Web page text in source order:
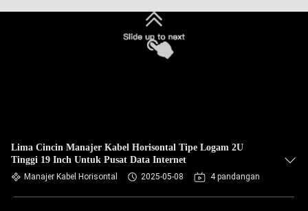
Lima Cincin Manajer Kabel Horisontal Tipe Logam 2U
Tinggi 19 Inch Untuk Pusat Data Internet
Manajer Kabel Horisontal 2025-05-08 4 pandangan